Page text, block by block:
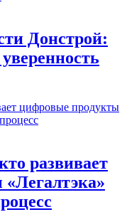
Донстрой:
развивает